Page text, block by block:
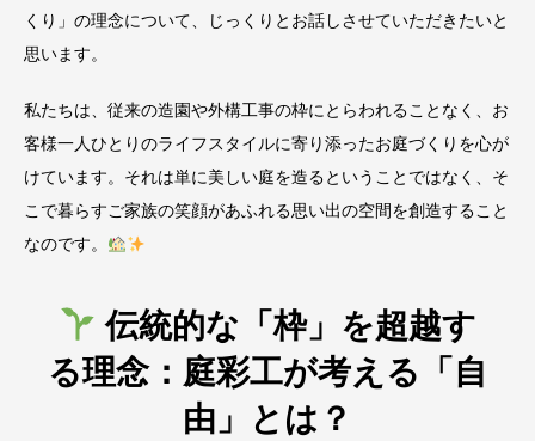
くり」の理念について、じっくりとお話しさせていただきたいと
思います。
私たちは、従来の造園や外構工事の枠にとらわれることなく、お
客様一人ひとりのライフスタイルに寄り添ったお庭づくりを心が
けています。それは単に美しい庭を造るということではなく、そ
こで暮らすご家族の笑顔があふれる思い出の空間を創造すること
なのです。
伝統的な「枠」を超越す
る理念：庭彩工が考える「自
由」とは？